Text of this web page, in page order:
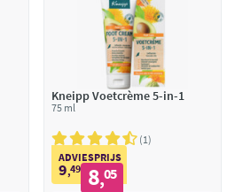
Kneipp Voetcrème 5-in-1
75 ml
1
ADVIESPRIJS
9,49 8,05